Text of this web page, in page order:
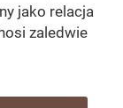
jako relacja
zaledwie